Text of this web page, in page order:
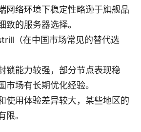
网络环境下稳定性略逊于旗舰品
致的服务器选择。
（在中国市场常见的替代选
锁能力较强，部分节点表现稳
市场有长期优化经验。
使用体验差异较大，某些地区的
限。